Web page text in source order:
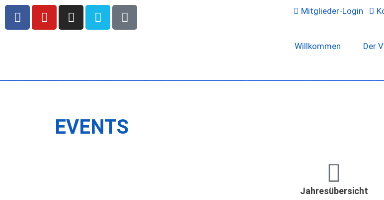
Mitglieder-Login
Willkommen Der
EVENTS
Jahresübersicht